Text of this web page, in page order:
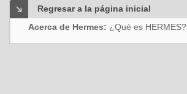
Regresar a la página inicial
Acerca de Hermes: ¿Qué es HERMES?